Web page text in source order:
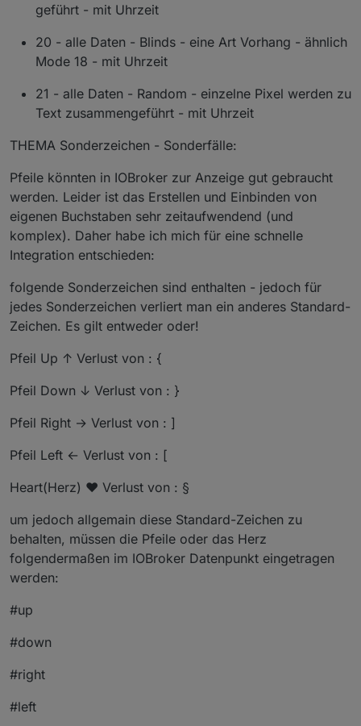
geführt - mit Uhrzeit
20 - alle Daten - Blinds - eine Art Vorhang - ähnlich
Mode 18 - mit Uhrzeit
21 - alle Daten - Random - einzelne Pixel werden zu
Text zusammengeführt - mit Uhrzeit
THEMA Sonderzeichen - Sonderfälle:
Pfeile könnten in IOBroker zur Anzeige gut gebraucht
werden. Leider ist das Erstellen und Einbinden von
eigenen Buchstaben sehr zeitaufwendend (und
komplex). Daher habe ich mich für eine schnelle
Integration entschieden:
folgende Sonderzeichen sind enthalten - jedoch für
jedes Sonderzeichen verliert man ein anderes Standard-
Zeichen. Es gilt entweder oder!
Pfeil Up ↑ Verlust von : {
Pfeil Down ↓ Verlust von : }
Pfeil Right → Verlust von : ]
Pfeil Left ← Verlust von : [
Heart(Herz) ❤ Verlust von : §
um jedoch allgemain diese Standard-Zeichen zu
behalten, müssen die Pfeile oder das Herz
folgendermaßen im IOBroker Datenpunkt eingetragen
werden:
#up
#down
#right
#left